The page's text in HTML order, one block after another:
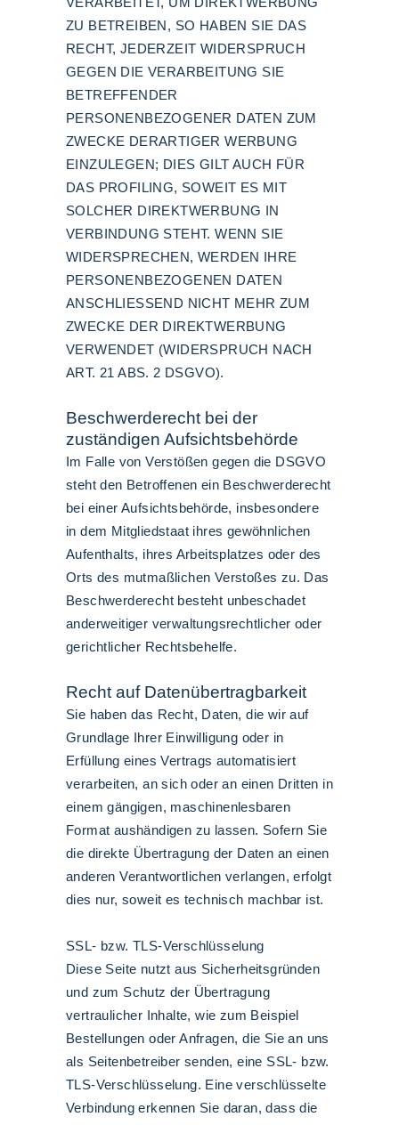
ZU BETREIBEN, SO HABEN SIE DAS
RECHT, JEDERZEIT WIDERSPRUCH
GEGEN DIE VERARBEITUNG SIE
BETREFFENDER
PERSONENBEZOGENER DATEN ZUM
ZWECKE DERARTIGER WERBUNG
EINZULEGEN; DIES GILT AUCH FÜR
DAS PROFILING, SOWEIT ES MIT
SOLCHER DIREKTWERBUNG IN
VERBINDUNG STEHT. WENN SIE
WIDERSPRECHEN, WERDEN IHRE
PERSONENBEZOGENEN DATEN
ANSCHLIESSEND NICHT MEHR ZUM
ZWECKE DER DIREKTWERBUNG
VERWENDET (WIDERSPRUCH NACH
ART. 21 ABS. 2 DSGVO).
Beschwerderecht bei der
zuständigen Aufsichtsbehörde
Im Falle von Verstößen gegen die DSGVO
steht den Betroffenen ein Beschwerderecht
bei einer Aufsichtsbehörde, insbesondere
in dem Mitgliedstaat ihres gewöhnlichen
Aufenthalts, ihres Arbeitsplatzes oder des
Orts des mutmaßlichen Verstoßes zu. Das
Beschwerderecht besteht unbeschadet
anderweitiger verwaltungsrechtlicher oder
gerichtlicher Rechtsbehelfe.
Recht auf Datenübertragbarkeit
Sie haben das Recht, Daten, die wir auf
Grundlage Ihrer Einwilligung oder in
Erfüllung eines Vertrags automatisiert
verarbeiten, an sich oder an einen Dritten in
einem gängigen, maschinenlesbaren
Format aushändigen zu lassen. Sofern Sie
die direkte Übertragung der Daten an einen
anderen Verantwortlichen verlangen, erfolgt
dies nur, soweit es technisch machbar ist.
SSL- bzw. TLS-Verschlüsselung
Diese Seite nutzt aus Sicherheitsgründen
und zum Schutz der Übertragung
vertraulicher Inhalte, wie zum Beispiel
Bestellungen oder Anfragen, die Sie an uns
als Seitenbetreiber senden, eine SSL- bzw.
TLS-Verschlüsselung. Eine verschlüsselte
Verbindung erkennen Sie daran, dass die